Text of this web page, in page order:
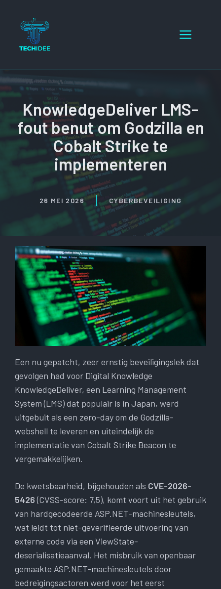
inhoud
Menu
KnowledgeDeliver LMS-
fout benut om Godzilla en
Cobalt Strike te
implementeren
26 MEI 2026 CYBERBEVEILIGING
Een nu gepatcht, zeer ernstig beveiligingslek dat
gevolgen had voor Digital Knowledge
KnowledgeDeliver, een Learning Management
System (LMS) dat populair is in Japan, werd
uitgebuit als een zero-day om de Godzilla-
webshell te leveren en uiteindelijk de
implementatie van Cobalt Strike Beacon te
vergemakkelijken.
De kwetsbaarheid, bijgehouden als CVE-2026-
5426(CVSS-score: 7,5), komt voort uit het gebruik
van hardgecodeerde ASP.NET-machinesleutels,
wat leidt tot niet-geverifieerde uitvoering van
externe code via een ViewState-
deserialisatieaanval. Het misbruik van openbaar
gemaakte ASP.NET-machinesleutels door
bedreigingsactoren werd voor het eerst